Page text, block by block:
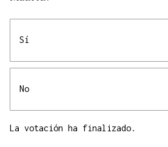
Sí
No
La votación ha finalizado.